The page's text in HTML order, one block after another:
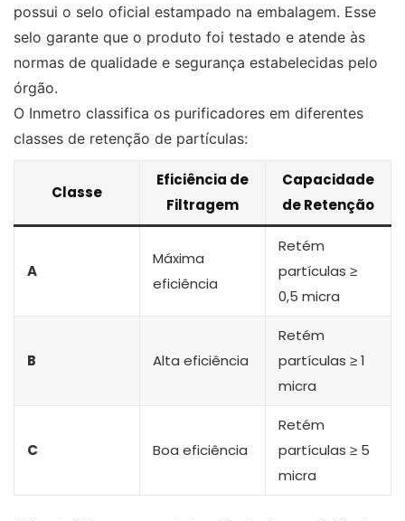
possui o selo oficial estampado na embalagem. Esse
selo garante que o produto foi testado e atende às
normas de qualidade e segurança estabelecidas pelo
órgão.
O Inmetro classifica os purificadores em diferentes
classes de retenção de partículas:
Classe
Eficiência de
Filtragem
Capacidade
de Retenção
A
Máxima
eficiência
Retém
partículas ≥
0,5 micra
B Alta eficiência
Retém
partículas ≥ 1
micra
C Boa eficiência
Retém
partículas ≥ 5
micra